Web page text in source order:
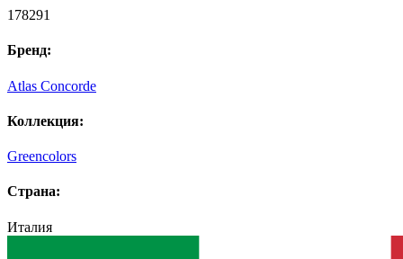
178291
Бренд:
Atlas Concorde
Коллекция:
Greencolors
Страна:
Италия